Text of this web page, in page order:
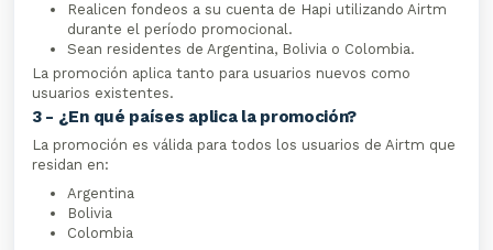
Realicen fondeos a su cuenta de Hapi utilizando Airtm
durante el período promocional.
Sean residentes de Argentina, Bolivia o Colombia.
La promoción aplica tanto para usuarios nuevos como
usuarios existentes.
3 - ¿En qué países aplica la promoción?
La promoción es válida para todos los usuarios de Airtm que
residan en:
Argentina
Bolivia
Colombia